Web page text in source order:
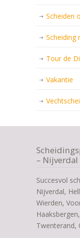
Scheiden
Scheiding
Tour de
Vakantie
– Nijverdal
Succesvol
Nijverdal,
Wierden,
Twenterand,